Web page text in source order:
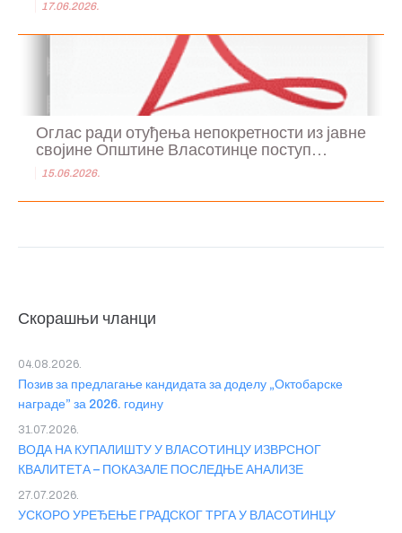
17.06.2026.
Оглас ради отуђења непокретности из јавне
својине Општине Власотинце поступ...
15.06.2026.
Скорашњи чланци
Позив за предлагање кандидата за доделу „Октобарске
награде” за 2026. годину
04.08.2026.
ВОДА НА КУПАЛИШТУ У ВЛАСОТИНЦУ ИЗВРСНОГ
КВАЛИТЕТА – ПОКАЗАЛЕ ПОСЛЕДЊЕ АНАЛИЗЕ
31.07.2026.
УСКОРО УРЕЂЕЊЕ ГРАДСКОГ ТРГА У ВЛАСОТИНЦУ
27.07.2026.